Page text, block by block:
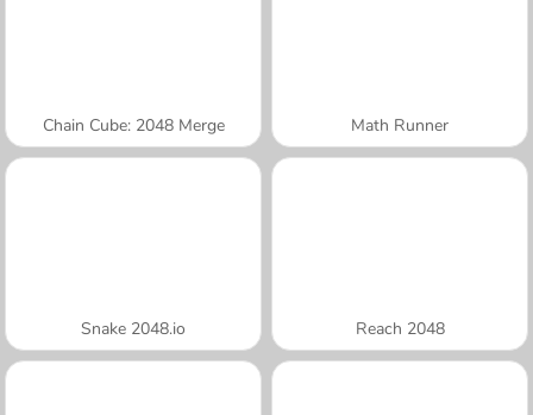
Chain Cube: 2048 Merge Math Runner
Snake 2048.io Reach 2048